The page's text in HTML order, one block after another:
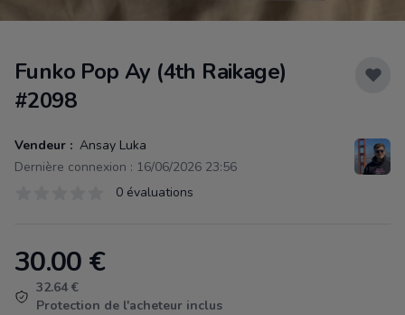
Funko Pop Ay (4th Raikage)
#2098
Vendeur : Ansay Luka
Dernière connexion : 16/06/2026 23:56
0 évaluations
Product information
30.00 €
32.64 €
Protection de l'acheteur inclus